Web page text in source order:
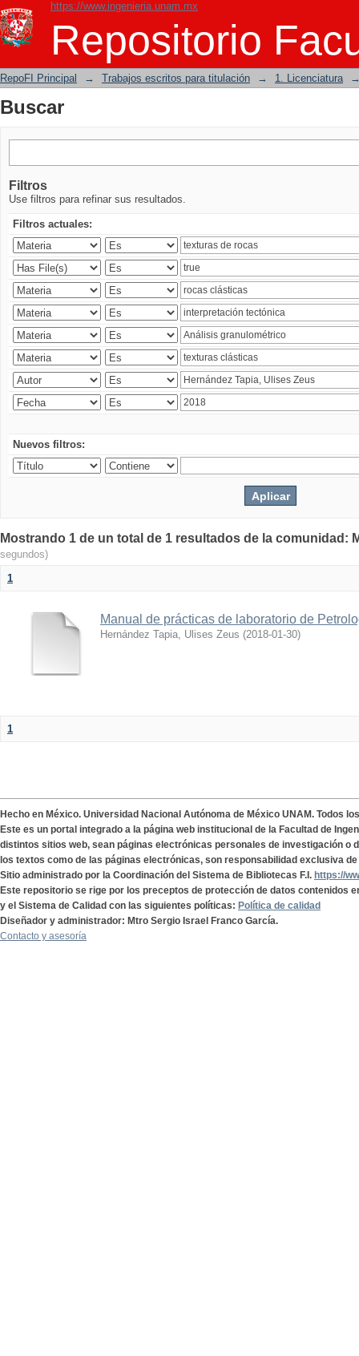
https://www.ingenieria.unam.mx
Repositorio
Buscar
RepoFI Principal → Trabajos escritos para titulación → 1. Licenciatura
Buscar
Filtros
Use filtros para refinar sus resultados.
Filtros actuales:
Nuevos filtros:
Mostrando 1 de un total de 1 resultados de la comunidad:
segundos)
1
Manual de prácticas de laboratorio de
Hernández Tapia, Ulises Zeus (2018-01-30)
1
Hecho en México. Universidad Nacional Autónoma de México UNAM. Todos
Este es un portal integrado a la página web institucional de la Facultad de
distintos sitios web, sean páginas electrónicas personales de investigación o
los textos como de las páginas electrónicas, son responsabilidad exclusiva
Sitio administrado por la Coordinación del Sistema de Bibliotecas F.I. https://
Este repositorio se rige por los preceptos de protección de datos contenidos
y el Sistema de Calidad con las siguientes políticas: Política de calidad
Diseñador y administrador: Mtro Sergio Israel Franco García.
Contacto y asesoría